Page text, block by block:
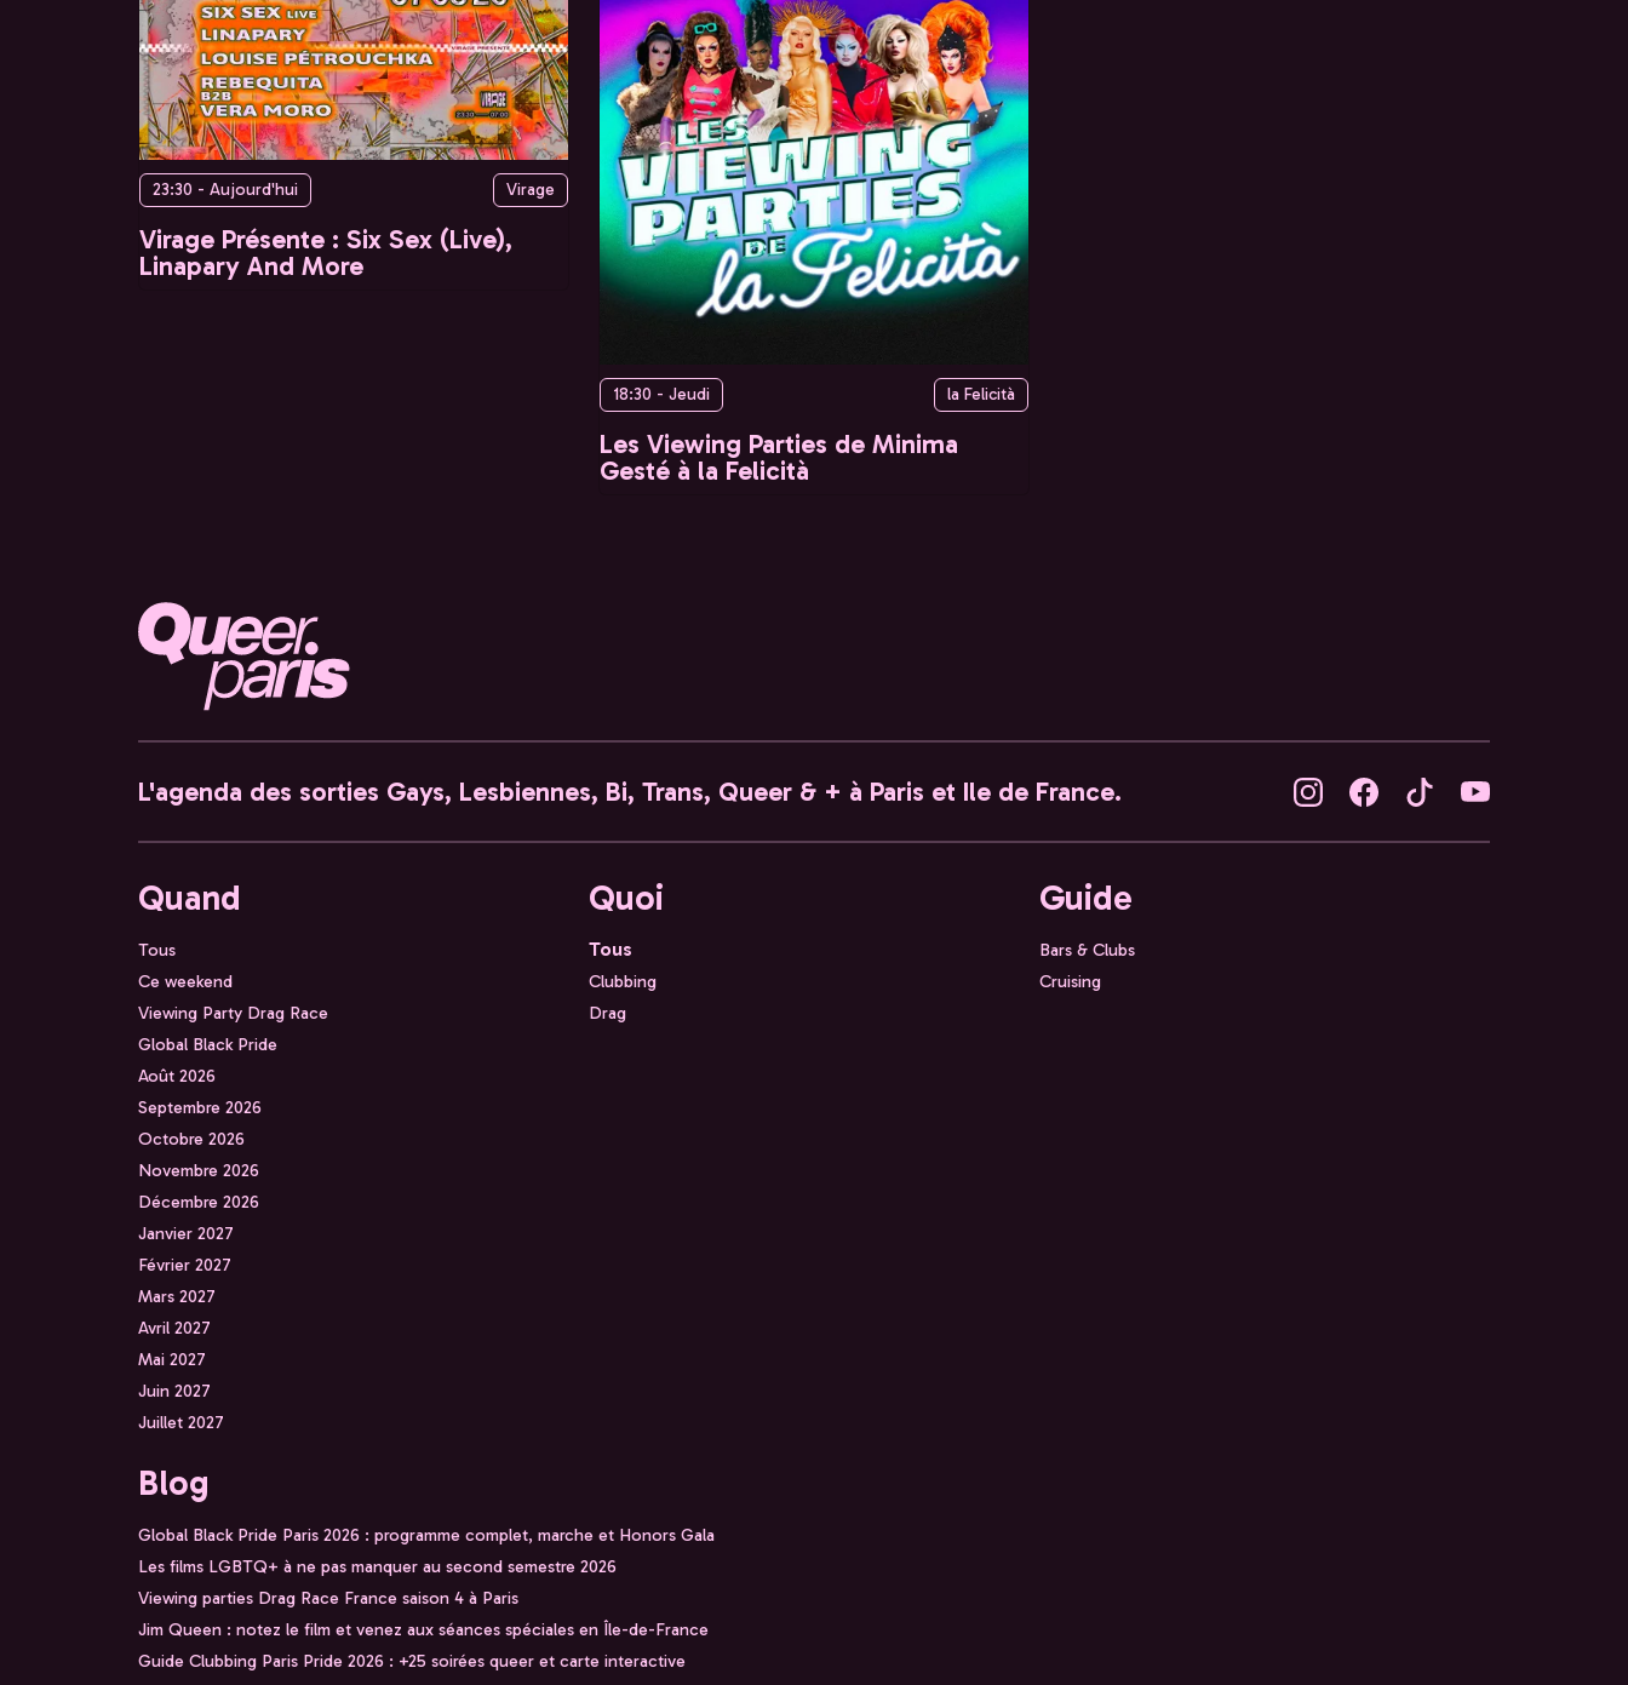
23:30 - Aujourd'hui Virage
Virage Présente : Six Sex (Live),
Linapary And More
18:30 - Jeudi la Felicità
Les Viewing Parties de Minima
Gesté à la Felicità
L'agenda des sorties Gays, Lesbiennes, Bi, Trans, Queer & + à Paris et Ile de France.
Quand
Tous
Ce weekend
Viewing Party Drag Race
Global Black Pride
Août 2026
Septembre 2026
Octobre 2026
Novembre 2026
Décembre 2026
Janvier 2027
Février 2027
Mars 2027
Avril 2027
Mai 2027
Juin 2027
Juillet 2027
Quoi
Tous
Clubbing
Drag
Guide
Bars & Clubs
Cruising
Blog
Global Black Pride Paris 2026 : programme complet, marche et Honors Gala
Les films LGBTQ+ à ne pas manquer au second semestre 2026
Viewing parties Drag Race France saison 4 à Paris
Jim Queen : notez le film et venez aux séances spéciales en Île-de-France
Guide Clubbing Paris Pride 2026 : +25 soirées queer et carte interactive